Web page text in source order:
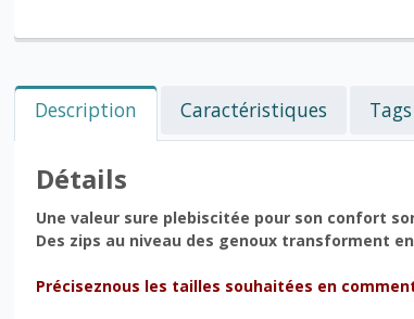
Description Caractéristiques Tags
Détails
Une valeur sure plebiscitée pour son confort
Des zips au niveau des genoux transforment
Préciseznous les tailles souhaitées en